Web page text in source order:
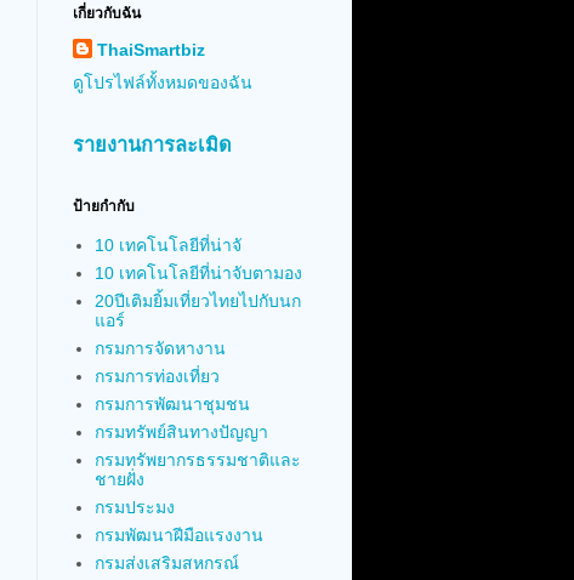
เกี่ยวกับฉัน
ThaiSmartbiz
ดูโปรไฟล์ทั้งหมดของฉัน
รายงานการละเมิด
ป้ายกำกับ
10 เทคโนโลยีที่น่าจั
10 เทคโนโลยีที่น่าจับตามอง
20ปีเติมยิ้มเที่ยวไทยไปกับนก
แอร์
กรมการจัดหางาน
กรมการท่องเที่ยว
กรมการพัฒนาชุมชน
กรมทรัพย์สินทางปัญญา
กรมทรัพยากรธรรมชาติและ
ชายฝั่ง
กรมประมง
กรมพัฒนาฝีมือแรงงาน
กรมส่งเสริมสหกรณ์